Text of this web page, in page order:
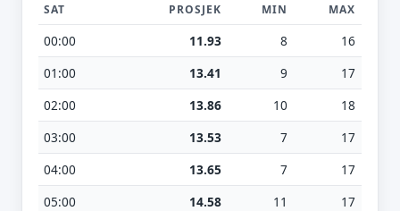
SAT PROSJEK MIN MAX
00:00 11.93 8
16
01:00
13.41 9
17
02:00
13.86 10
18
03:00
13.53 7
17
04:00
13.65 7
17
05:00
14.58 11
17